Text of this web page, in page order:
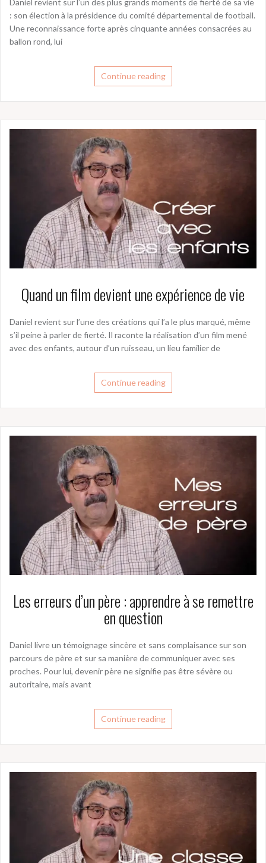
: son élection à la présidence du comité départemental de football.
Une reconnaissance forte après cinquante années consacrées au
ballon rond, lui
Continue reading
Quand un film devient une expérience de vie
Daniel revient sur l’une des créations qui l’a le plus marqué, même
s’il peine à parler de fierté. Il raconte la réalisation d’un film mené
avec des enfants, autour d’un ruisseau, un lieu familier de
Continue reading
Les erreurs d’un père : apprendre à se remettre
en question
Daniel livre un témoignage sincère et sans complaisance sur son
parcours de père et sur sa manière de communiquer avec ses
proches. Pour lui, devenir père ne signifie pas être sévère ou
autoritaire, mais avant
Continue reading